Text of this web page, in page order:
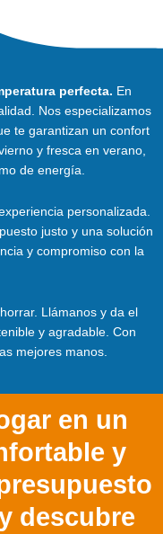
perfecta. En
Nos especializamos
te garantizan un confort
y fresca en verano,
de energía.
personalizada.
justo y una solución
y compromiso con la
Llámanos y da el
y agradable. Con
mejores manos.
en un
y
descubre